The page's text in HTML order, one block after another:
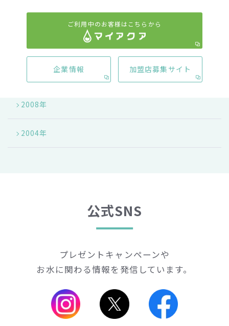
2013年
2008年
2004年
公式SNS
プレゼントキャンペーンや
お水に関わる情報を発信しています。
ご利用中のお客様はこちらから
企業情報 加盟店募集サイト